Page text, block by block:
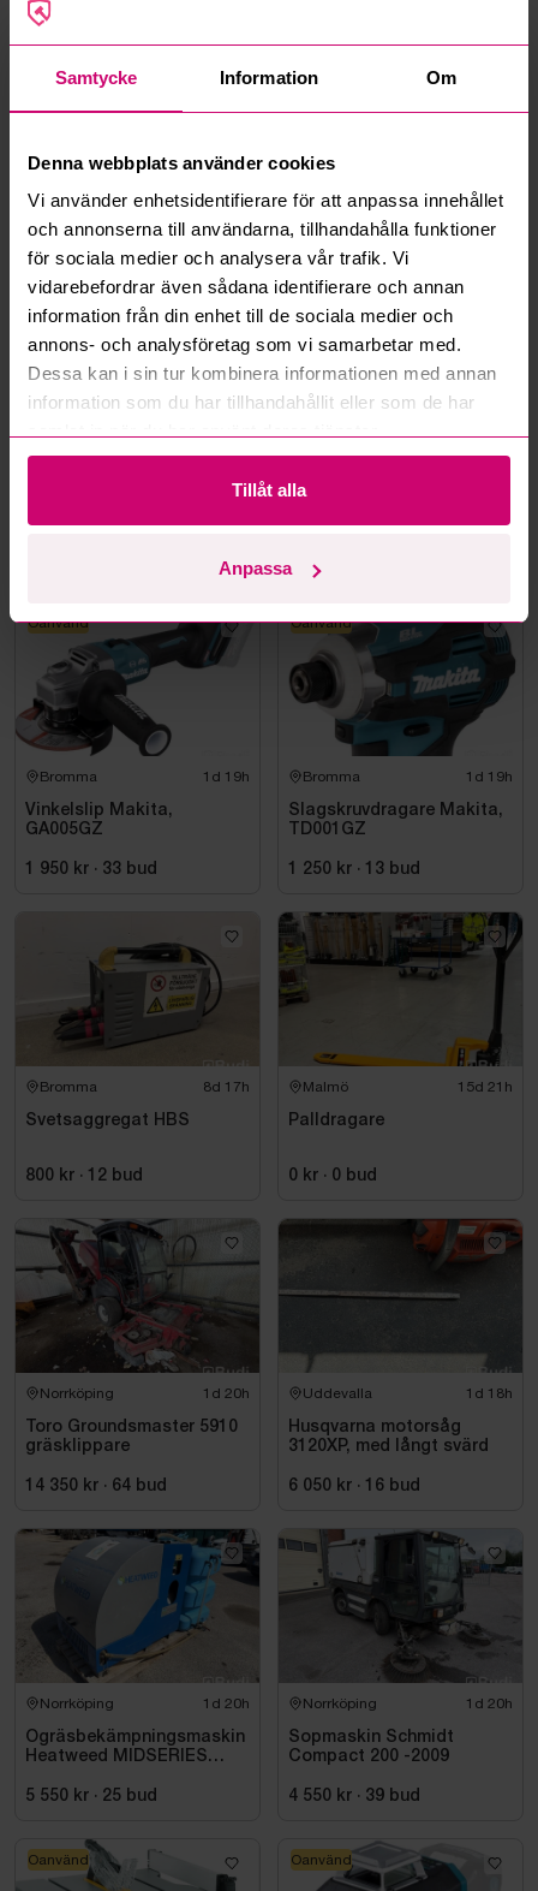
Samtycke Information Om
Denna webbplats använder cookies
Vi använder enhetsidentifierare för att anpassa innehållet
och annonserna till användarna, tillhandahålla funktioner
för sociala medier och analysera vår trafik. Vi
vidarebefordrar även sådana identifierare och annan
information från din enhet till de sociala medier och
annons- och analysföretag som vi samarbetar med.
Dessa kan i sin tur kombinera informationen med annan
information som du har tillhandahållit eller som de har
Tillåt alla
Anpassa
Kan jag ångra ett bud?
Kan ni frakta mina vunna objekt?
Mer från samma kategori
avloppsrensmaskin
Milwaukee
Cirkelsåg och
Milwaukee
Bromma 1d 19h
Vinkelslip Makita,
GA005GZ
1 950 kr · 33 bud
Oanvänd
Bromma 1d 19h
Slagskruvdragare Makita,
TD001GZ
1 250 kr · 13 bud
Oanvänd
Bromma 8d 17h
Svetsaggregat HBS
800 kr · 12 bud
Malmö 15d 21h
Palldragare
0 kr · 0 bud
Norrköping 1d 20h
Toro Groundsmaster 5910
gräsklippare
14 350 kr · 64 bud
Uddevalla 1d 18h
Husqvarna motorsåg
3120XP, med långt svärd
6 050 kr · 16 bud
Norrköping 1d 20h
Ogräsbekämpningsmaskin
Heatweed MIDSERIES
5 550 kr · 25 bud
Norrköping 1d 20h
Sopmaskin Schmidt
Compact 200 -2009
4 550 kr · 39 bud
Oanvänd Oanvänd